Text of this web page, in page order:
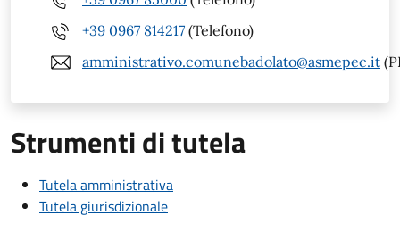
+39 0967 814217 (Telefono)
amministrativo.comunebadolato@asmepec.it
Strumenti di tutela
Tutela amministrativa
Tutela giurisdizionale